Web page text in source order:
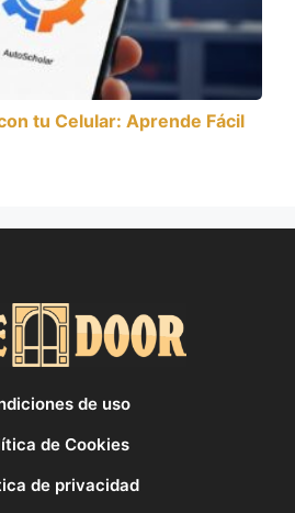
tu Celular: Aprende Fácil
de uso
de Cookies
de privacidad